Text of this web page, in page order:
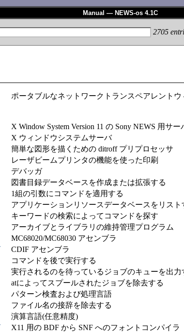
Manual — NEWS-os 4.1C
2705
ポータブルなネットワークトランスペアレントウ
X Window System Version 11 の Sony NEWS 用サー
X ウィンドウシステムサーバ
簡単な図形を描くための ditroff プリプロセッサ
レーザビームプリンタの機能を使った印刷
デバッガ
図書目録データベースを作成または拡張する
1組の引数にコマンドを適用する
アプリケーションリソースデータベースをリスト
キーワードの検索によってコマンドを探す
アーカイブとライブラリの維持管理プログラム
MC68020/MC68030 アセンブラ
CDIF アセンブラ
コマンドを後で実行する
実行されるのを待っているジョブのキューを出力
atによってスプールされたジョブを除去する
パターン検査および処理言語
ファイル名の接辞を除去する
演算言語(任意精度)
X11 用の BDF から SNF へのフォントコンパイラ